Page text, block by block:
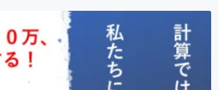
音楽 舞台
ゲーム・サービス開発 フー